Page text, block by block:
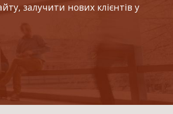
залучити нових клієнтів у